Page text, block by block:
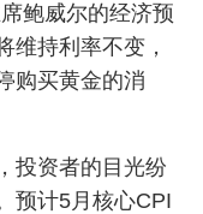
鲍威尔的经济预
维持利率不变，
购买黄金的消
投资者的目光纷
预计5月核心CPI